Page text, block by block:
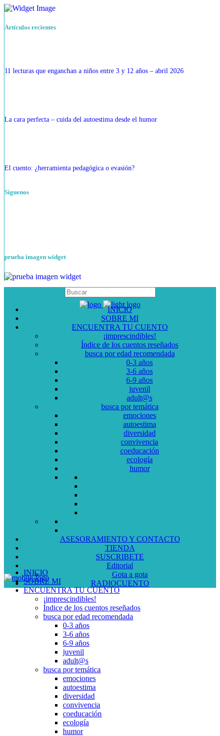
Artículos recientes
11 lecturas que enganchan a niños entre 3 y 12 años – abril 2026
La cara perfecta – cuida del autoestima desde el humor
El cuento: ¿herramienta pedagógica o evasión?
Siguenos
prueba imagen widget
INICIO
SOBRE MI
ENCUENTRA TU CUENTO
¡imprescindibles!
Índice de los cuentos reseñados
busca por edad recomendada
0-3 años
3-6 años
6-9 años
juvenil
adult@s
busca por temática
emociones
autoestima
diversidad
convivencia
coeducación
ecología
humor
ASESORAMIENTO Y CONTACTO
TIENDA
SUSCRIBETE
Editorial
Gota a gota
RADIOCUENTO
INICIO
SOBRE MI
ENCUENTRA TU CUENTO
¡imprescindibles!
Índice de los cuentos reseñados
busca por edad recomendada
0-3 años
3-6 años
6-9 años
juvenil
adult@s
busca por temática
emociones
autoestima
diversidad
convivencia
coeducación
ecología
humor